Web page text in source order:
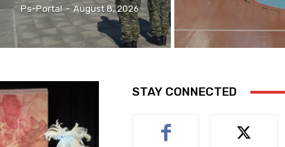
Ps-Portal - August 8, 2026
STAY CONNECTED